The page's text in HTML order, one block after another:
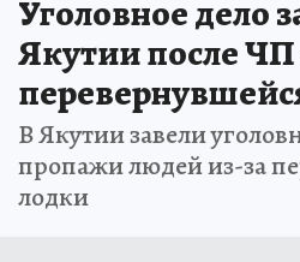
Уголовное дело
Якутии после ЧП
В Якутии завели
пропажи людей из-за
лодки